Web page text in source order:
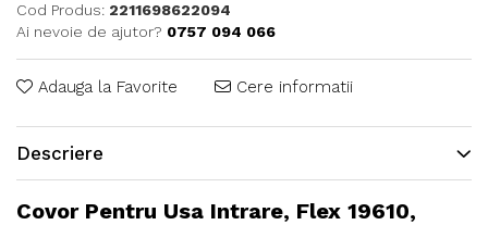
Cod Produs: 2211698622094
Ai nevoie de ajutor? 0757 094 066
Adauga la Favorite Cere informatii
Descriere
Covor Pentru Usa Intrare, Flex 19610,